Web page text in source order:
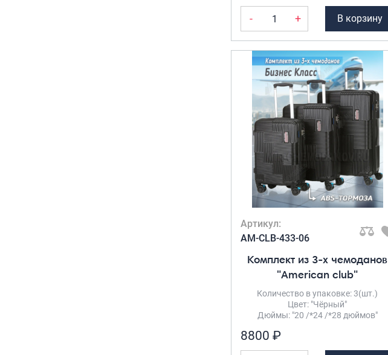
- + В корзину
Артикул:
AM-CLB-433-06
Комплект из 3-х чемоданов
"American club"
Количество в упаковке: 3(шт.)
Цвет: "Чёрный"
Дюймы: "20 /*24 /*28 дюймов"
8800 ₽